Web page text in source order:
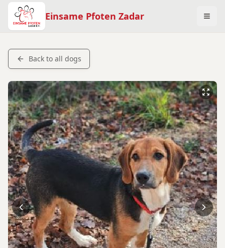
Einsame Pfoten Zadar
Back to all dogs